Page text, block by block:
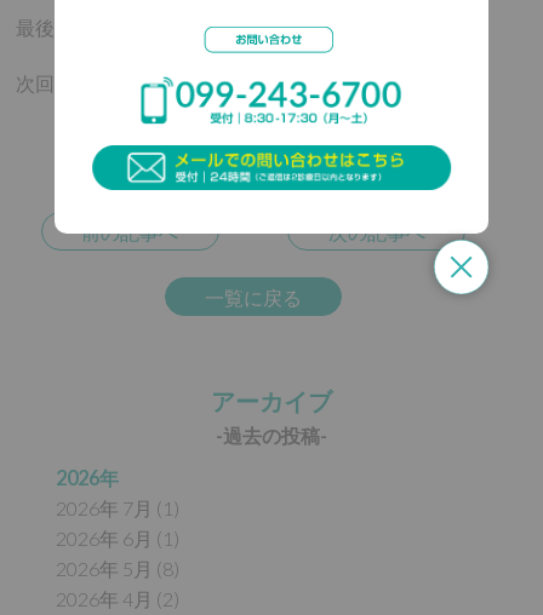
最後まで読んで頂き、誠にありがとうございました。
次回１１月１３日 「節酒という選択について」
前の記事へ 次の記事へ
一覧に戻る
アーカイブ
-過去の投稿-
2026年
2026年 7月 (1)
2026年 6月 (1)
2026年 5月 (8)
2026年 4月 (2)